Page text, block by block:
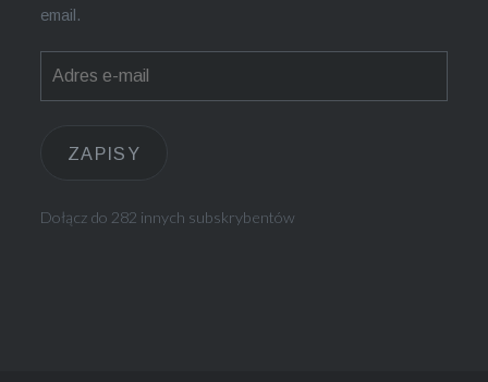
email.
mail
ZAPISY
Dołącz do 282 innych subskrybentów